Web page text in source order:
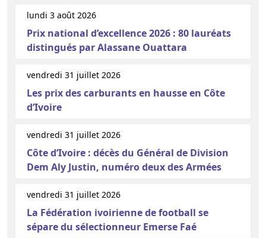
lundi 3 août 2026
Prix national d’excellence 2026 : 80 lauréats
distingués par Alassane Ouattara
vendredi 31 juillet 2026
Les prix des carburants en hausse en Côte
d’Ivoire
vendredi 31 juillet 2026
Côte d’Ivoire : décès du Général de Division
Dem Aly Justin, numéro deux des Armées
vendredi 31 juillet 2026
La Fédération ivoirienne de football se
sépare du sélectionneur Emerse Faé